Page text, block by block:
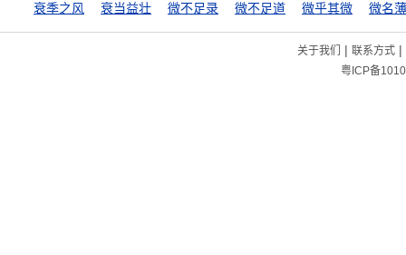
衰季之风 衰当益壮 微不足录 微不足道 微乎其微 微名
关于我们 | 联系方式|
粤ICP备